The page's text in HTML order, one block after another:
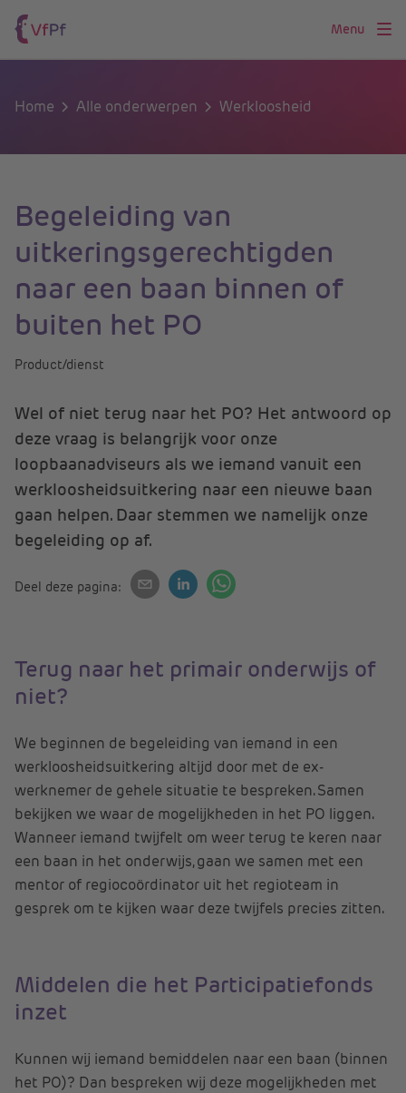
Menu
Home Alle onderwerpen Werkloosheid
Begeleiding van
uitkeringsgerechtigden
naar een baan binnen of
buiten het PO
Product/dienst
Wel of niet terug naar het PO? Het antwoord op
deze vraag is belangrijk voor onze
loopbaanadviseurs als we iemand vanuit een
werkloosheidsuitkering naar een nieuwe baan
gaan helpen. Daar stemmen we namelijk onze
begeleiding op af.
Deel deze pagina:
Terug naar het primair onderwijs of
niet?
We beginnen de begeleiding van iemand in een
werkloosheidsuitkering altijd door met de ex-
werknemer de gehele situatie te bespreken. Samen
bekijken we waar de mogelijkheden in het PO liggen.
Wanneer iemand twijfelt om weer terug te keren naar
een baan in het onderwijs, gaan we samen met een
mentor of regiocoördinator uit het regioteam in
gesprek om te kijken waar deze twijfels precies zitten.
Middelen die het Participatiefonds
inzet
Kunnen wij iemand bemiddelen naar een baan (binnen
het PO)? Dan bespreken wij deze mogelijkheden met